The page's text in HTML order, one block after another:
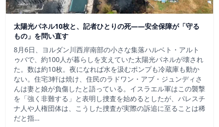
太陽光パネル10枚と、記者ひとりの死——安全保障が「守る
もの」を問い直す
8月6日、ヨルダン川西岸南部の小さな集落ハルベト・アルト
ゥバで、約100人が暮らしを支えていた太陽光パネルが壊され
た。数は約10枚。夜になれば水を汲むポンプも冷蔵庫も動か
ない。住宅3軒は焼け、住民のラドワン・アブ・ジュンディさ
んは妻と娘が負傷したと語っている。イスラエル軍はこの襲撃
を「強く非難する」と表明し捜査を始めるとしたが、パレスチ
ナ人や人権団体は、こうした捜査が実際の訴追に至ることは稀
だと指…